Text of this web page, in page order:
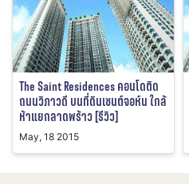
The Saint Residences คอนโดติด
ถนนวิภาวดี บนที่ดินเซนต์จอห์น ใกล้
ห้าแยกลาดพร้าว [รีวิว]
May, 18 2015